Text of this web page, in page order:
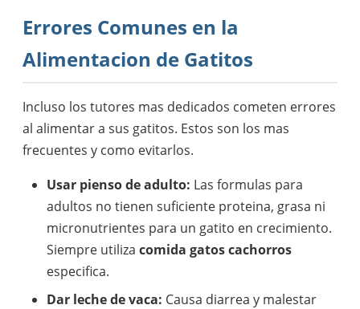
Errores Comunes en la
Alimentacion de Gatitos
Incluso los tutores mas dedicados cometen errores
al alimentar a sus gatitos. Estos son los mas
frecuentes y como evitarlos.
Usar pienso de adulto: Las formulas para
adultos no tienen suficiente proteina, grasa ni
micronutrientes para un gatito en crecimiento.
Siempre utiliza comida gatos cachorros
especifica.
Dar leche de vaca: Causa diarrea y malestar